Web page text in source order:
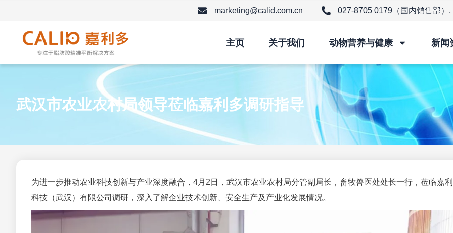
marketing@calid.com.cn 027-8705 0179（国内销售部）
主页 关于我们 动物营养与健康 新闻
武汉市农业农村局领导莅临嘉利多调研指导
为进一步推动农业科技创新与产业深度融合，4月2日，武汉市农业农村局分管副局长，畜牧兽医处处长一行，莅临嘉
科技（武汉）有限公司调研，深入了解企业技术创新、安全生产及产业化发展情况。